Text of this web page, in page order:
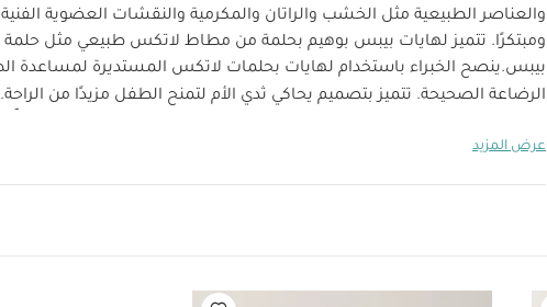
والعناصر الطبيعية مثل الخشب والراتان والمكرمية والنقشات العضوية
ومبتكرًا. تتميز لهايات بيبس بوهيم بحلمة من مطاط لاتكس طبيعي مثل حلمة
بيبس.ينصح الخبراء باستخدام لهايات بحلمات لاتكس المستديرة لمساعدة
الرضاعة الصحيحة. تتميز بتصميم يحاكي ثدي الأم لتمنح الطفل مزيدًا من الراحة.
قصيرة قماش عضوي بلون أبيض - 5 قطع
عرض المزيد